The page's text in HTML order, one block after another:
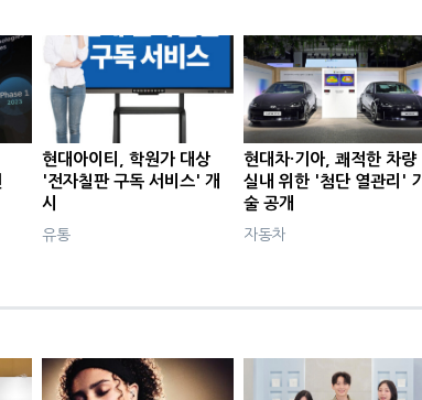
현대아이티, 학원가 대상
'전자칠판 구독 서비스' 개
시
유통
현대차·기아, 쾌적한 차량
실내 위한 '첨단 열관리' 기
술 공개
자동차